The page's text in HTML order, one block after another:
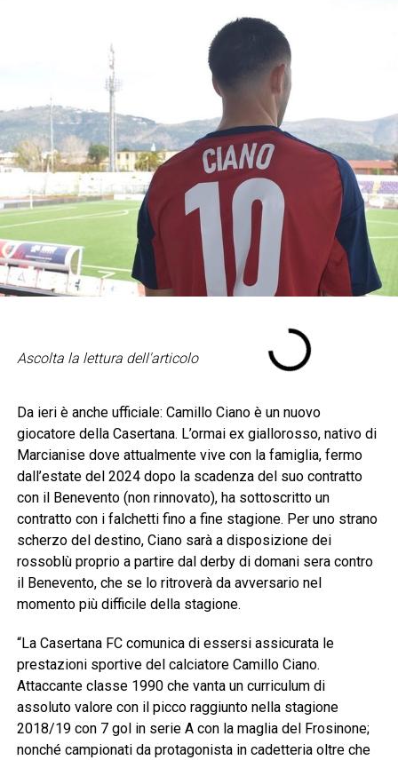
Ascolta la lettura dell'articolo
Da ieri è anche ufficiale: Camillo Ciano è un nuovo
giocatore della Casertana. L’ormai ex giallorosso, nativo di
Marcianise dove attualmente vive con la famiglia, fermo
dall’estate del 2024 dopo la scadenza del suo contratto
con il Benevento (non rinnovato), ha sottoscritto un
contratto con i falchetti fino a fine stagione. Per uno strano
scherzo del destino, Ciano sarà a disposizione dei
rossoblù proprio a partire dal derby di domani sera contro
il Benevento, che se lo ritroverà da avversario nel
momento più difficile della stagione.
“La Casertana FC comunica di essersi assicurata le
prestazioni sportive del calciatore Camillo Ciano.
Attaccante classe 1990 che vanta un curriculum di
assoluto valore con il picco raggiunto nella stagione
2018/19 con 7 gol in serie A con la maglia del Frosinone;
nonché campionati da protagonista in cadetteria oltre che